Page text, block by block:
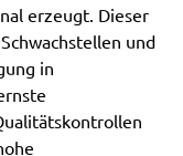
erzeugt. Dieser
und
in